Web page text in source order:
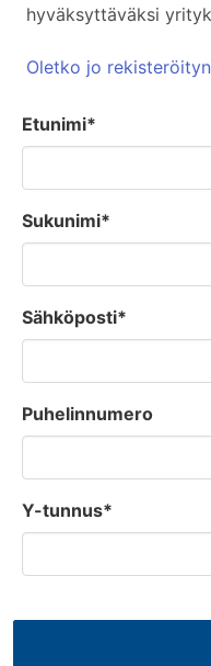
hyväksyttäväksi
Oletko jo
Etunimi*
Sukunimi*
Sähköposti*
Puhelinnumero
Y-tunnus*